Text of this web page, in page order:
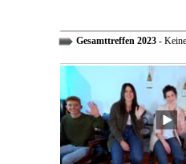
Gesamttreffen 2023- Keine